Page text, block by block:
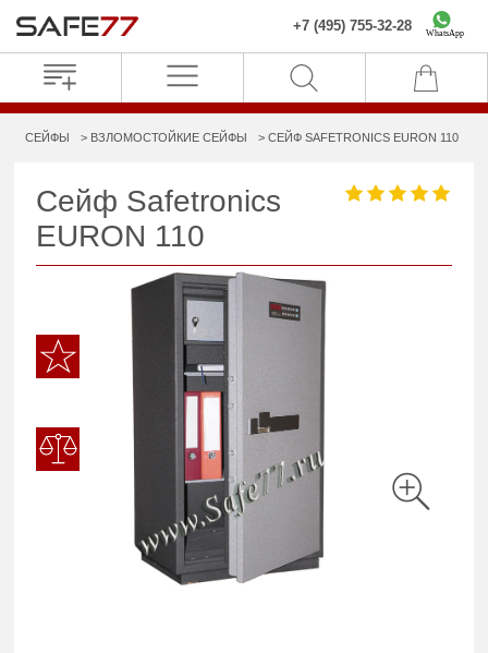
+7 (495) 755-32-28 WhatsApp
СЕЙФЫ ВЗЛОМОСТОЙКИЕ СЕЙФЫ СЕЙФ SAFETRONICS EURON 110
Сейф Safetronics
EURON 110